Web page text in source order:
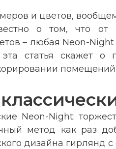
и цветов,
о том, что от
– любая Neon-
статья скажет о
помещений.
Neon-Night:
метод как раз
дизайна